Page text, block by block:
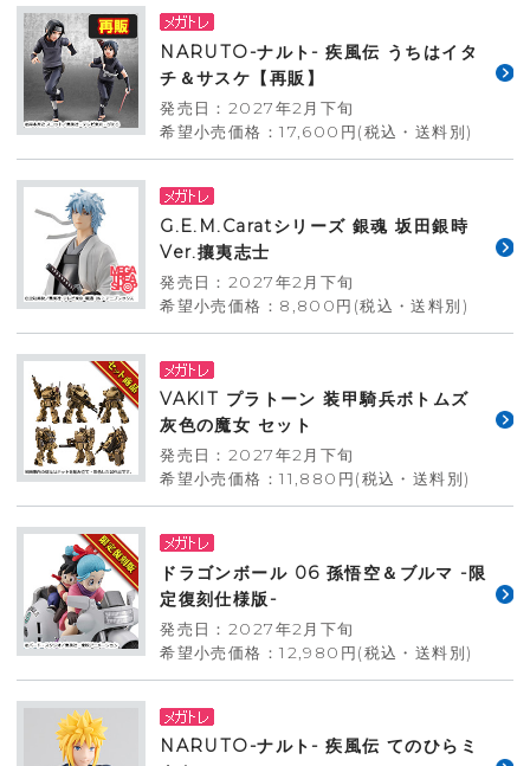
NARUTO-ナルト- 疾風伝 うちはイタ
チ＆サスケ【再販】
発売日：2027年2月下旬
希望小売価格：17,600円(税込・送料別)
G.E.M.Caratシリーズ 銀魂 坂田銀時
Ver.攘夷志士
発売日：2027年2月下旬
希望小売価格：8,800円(税込・送料別)
VAKIT プラトーン 装甲騎兵ボトムズ
灰色の魔女 セット
発売日：2027年2月下旬
希望小売価格：11,880円(税込・送料別)
ドラゴンボール 06 孫悟空＆ブルマ -限
定復刻仕様版-
発売日：2027年2月下旬
希望小売価格：12,980円(税込・送料別)
NARUTO-ナルト- 疾風伝 てのひらミ